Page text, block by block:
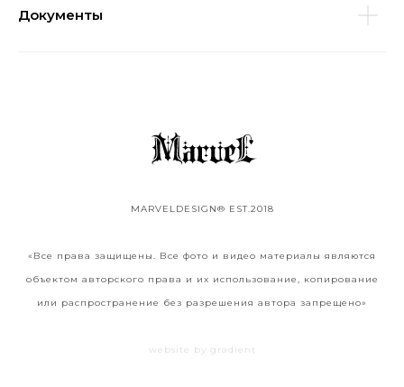
Документы
MARVELDESIGN® EST.2018
«Все права защищены. Все фото и видео материалы являются
объектом авторского права и их использование, копирование
или распространение без разрешения автора запрещено»
website by gradient